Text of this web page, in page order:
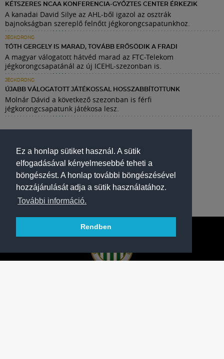
Ez a honlap sütiket használ. A sütik
elfogadásával kényelmesebbé teheti a
böngészést. A honlap további böngészésével
hozzájárulását adja a sütik használatához.
További információ.
Rendben
KÉTSZERES NCAA KONFERENCIA-GYŐZTES CENTER ÉRKEZIK
A kanadai David Silye az AHL-ből igazol az osztrák
bajnokságban szereplő felnőtt jégkorongcsapatunkhoz.
JÉGKORONG
TÓTH GERGELY IS MARAD, TOVÁBB ERŐSÖDIK A FRADI
A magyar válogatott hátvéd marad az FTC-Telekom
jégkorongcsapatánál az új ICEHL-szezonban is.
JÉGKORONG
ÚJABB VÁLOGATOTT JÁTÉKOSSAL HOSSZABBÍTOTTUNK
Molnár Dávid a következő szezonban is férfi
jégkorongcsapatunk játékosa lesz.